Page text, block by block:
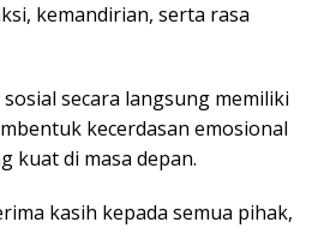
kemandirian, serta rasa
secara langsung memiliki
kecerdasan emosional
kuat di masa depan.
kasih kepada semua pihak,